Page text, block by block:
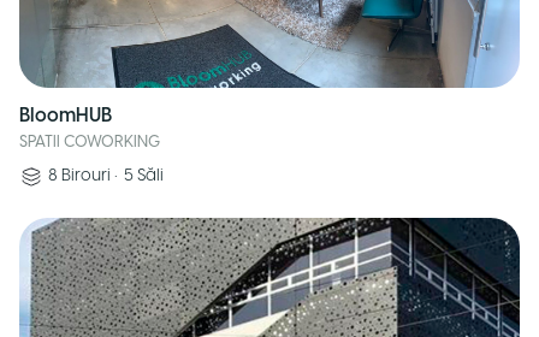
BloomHUB
SPATII COWORKING
8 Birouri • 5 Săli